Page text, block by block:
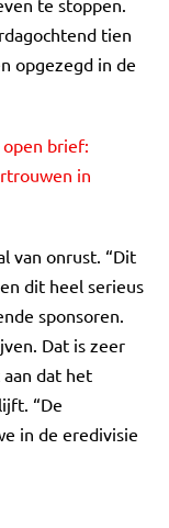
te stoppen.
tien
opgezegd in de
brief:
in
van onrust. “Dit
dit heel serieus
sponsoren.
Dat is zeer
dat het
“De
in de eredivisie